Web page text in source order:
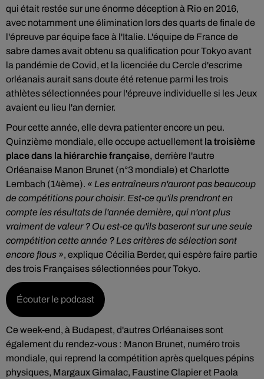
qui était restée sur une énorme déception à Rio en 2016,
avec notamment une élimination lors des quarts de finale de
l'épreuve par équipe face à l'Italie. L'équipe de France de
sabre dames avait obtenu sa qualification pour Tokyo avant
la pandémie de Covid, et la licenciée du Cercle d'escrime
orléanais aurait sans doute été retenue parmi les trois
athlètes sélectionnées pour l'épreuve individuelle si les Jeux
avaient eu lieu l'an dernier.
Pour cette année, elle devra patienter encore un peu.
Quinzième mondiale, elle occupe actuellement la troisième
place dans la hiérarchie française, derrière l'autre
Orléanaise Manon Brunet (n°3 mondiale) et Charlotte
Lembach (14ème). « Les entraîneurs n'auront pas beaucoup
de compétitions pour choisir. Est-ce qu'ils prendront en
compte les résultats de l'année dernière, qui n'ont plus
vraiment de valeur ? Ou est-ce qu'ils baseront sur une seule
compétition cette année ? Les critères de sélection sont
encore flous », explique Cécilia Berder, qui espère faire partie
des trois Françaises sélectionnées pour Tokyo.
Écouter le podcast
Ce week-end, à Budapest, d'autres Orléanaises sont
également du rendez-vous : Manon Brunet, numéro trois
mondiale, qui reprend la compétition après quelques pépins
physiques, Margaux Gimalac, Faustine Clapier et Paola